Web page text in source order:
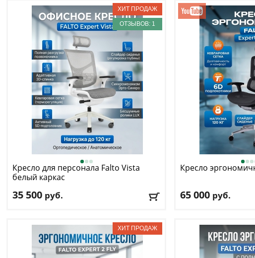
Материал обивки: ткань
Подлокотники: да
Крестовина : деревянная
Доставка:БЕСПЛАТНО, 1-2 дня
Механизм качания:
Регулировка по
Материал обивки:
Подлокотники: да
Доставка:БЕСПЛАТНО
ОТЗЫВОВ: 1
Кресло для персонала Falto Vista
белый каркас
35 500 руб.
Механизм качания: синхронный
Регулировка по высоте: есть
Материал обивки: сетка
Подлокотники: да
Кресло
65 000 руб.
Механизм качания:
Регулировка по
Материал обивки:
Подлокотники: да